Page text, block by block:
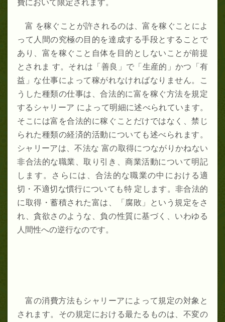
費において限定されます。
富 を稼ぐことが許されるのは、富を稼ぐことによ
って人間の究極の目的を達成する手段とすることで
あり、富を稼ぐこと自体を目的としないことが前提
とされま す。それは「善良」で「生産的」かつ「有
益」な仕事によって稼がれなければなりません。こ
うした種類の仕事は、合法的に富を稼ぐ方法を規定
するシャリーア によって明細に述べられています。
そこには富を合法的に稼ぐことだけではなく、禁じ
られた種類の経済的活動についても述べられます。
シャリーアは、不法な 富の取得につながりかねない
非合法的な職業、取り引き、商業活動について明記
します。さらには、合法的な職業の中における適
切・不適切な慣行についても特 定します。非合法的
に取得・蓄積された富は、「腐敗」という規定をさ
れ、貪欲さのような、負の性質に基づく、いわゆる
人間性への逆行なのです。
富の消費方法もシャリーアによって規定の対象と
されます。その規定における最たるものは、不変の